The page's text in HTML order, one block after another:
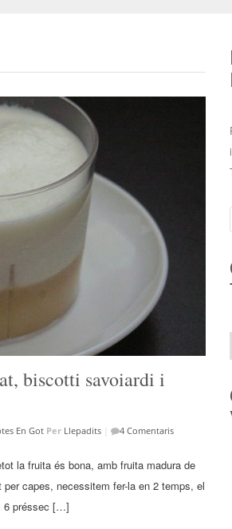
biscotti savoiardi i
En Got Per Llepadits 4 Comentaris
la fruita és bona, amb fruita madura de
capes, necessitem fer-la en 2 temps, el
6 préssec […]